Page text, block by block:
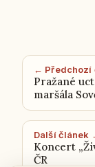
← Předchozí
Pražané
maršála
Další článek
Koncert
ČR